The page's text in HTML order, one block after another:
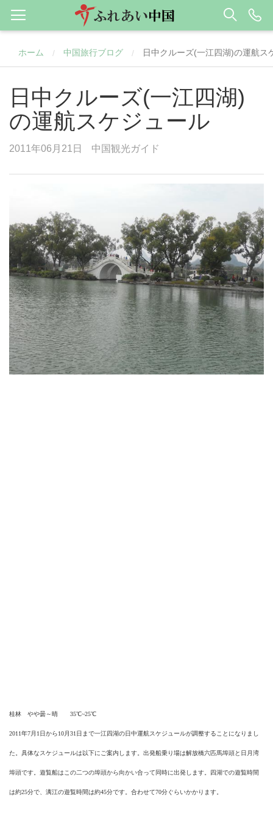
ホーム / 中国旅行ブログ / 日中クルーズ(一江四湖)の運航ス
日中クルーズ(一江四湖)
の運航スケジュール
2011年06月21日 中国観光ガイド
桂林 やや曇～晴 35℃~25℃
2011年7月1日から10月31日まで一江四湖の日中運航スケジュールが調整することになりまし
た。具体なスケジュールは以下にご案内します。出発船乗り場は解放橋六匹馬埠頭と日月湾
埠頭です。遊覧船はこの二つの埠頭から向かい合って同時に出発します。 四湖での遊覧時間
は約25分で、 漓江の遊覧時間は約45分です。合わせて70分ぐらいかかります。